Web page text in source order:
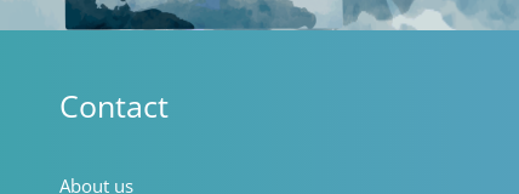
Contact
About us